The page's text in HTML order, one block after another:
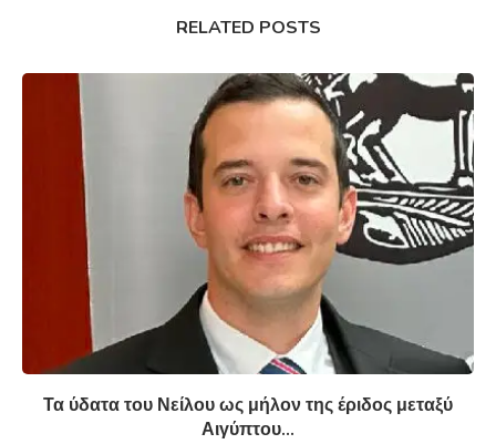
RELATED POSTS
Τα ύδατα του Νείλου ως μήλον της έριδος μεταξύ
Αιγύπτου...